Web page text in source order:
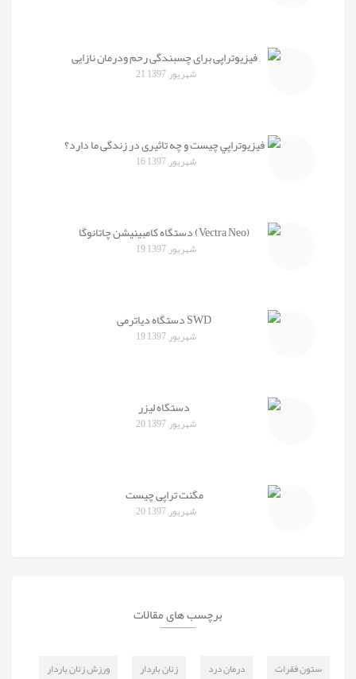
فیزیوتراپی برای چسبندگی رحم ودرمان نازایی
21 شهریور, 1397
فيزيوتراپي چيست و چه تاثیری در زندگی ما دارد؟
16 شهریور, 1397
دستگاه کامبینیشن چاتانوگا (Vectra Neo)
19 شهریور, 1397
دستگاه دیاترمی SWD
19 شهریور, 1397
دستگاه لیزر
20 شهریور, 1397
مگنت تراپی چیست
20 شهریور, 1397
برچسب هایمقالات
ورزش زنان باردار زنان باردار درمان درد
ستون فقرات